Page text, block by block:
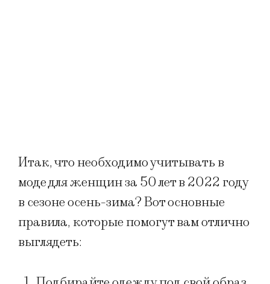
Итак, что необходимо учитывать в
моде для женщин за 50 лет в 2022 году
в сезоне осень-зима? Вот основные
правила, которые помогут вам отлично
выглядеть: